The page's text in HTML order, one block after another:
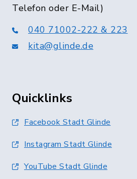
Telefon oder E-Mail)
040 71002-222 & 223
kita@glinde.de
Quicklinks
Facebook Stadt Glinde
Instagram Stadt Glinde
YouTube Stadt Glinde